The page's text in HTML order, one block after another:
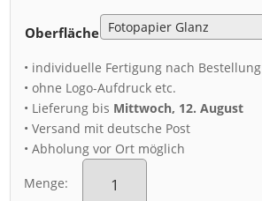
Oberfläche
• individuelle Fertigung nach Bestellung
• ohne Logo-Aufdruck etc.
• Lieferung bis Mittwoch, 12. August
• Versand mit deutsche Post
• Abholung vor Ort möglich
Menge:
Fotoabzug
(00205)